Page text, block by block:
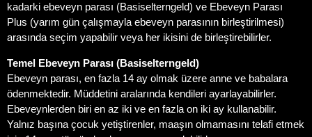
kadarki ebeveyn parası (Basiselterngeld) ve Ebeveyn Parası
Plus (yarım gün çalışmayla ebeveyn parasının birleştirilmesi)
arasında seçim yapabilir veya her ikisini de birleştirebilirler.
Temel Ebeveyn Parası (Basiselterngeld)
Ebeveyn parası, en fazla 14 ay olmak üzere anne ve babalara
ödenmektedir. Müddetini aralarında kendileri ayarlayabilirler.
Ebeveynlerden biri en az iki ve en fazla on iki ay kullanabilir.
Yalnız başına çocuk yetiştirenler, maaşın olmamasını telafi etmek